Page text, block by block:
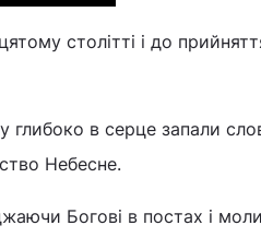
столітті і до
глибоко в серце запали
Небесне.
Богові в постах і